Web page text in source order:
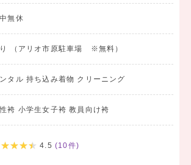
無休
（アリオ市原駐車場 ※無料）
タル 持ち込み着物 クリーニング
袴 小学生女子袴 教員向け袴
4.5 (10件)